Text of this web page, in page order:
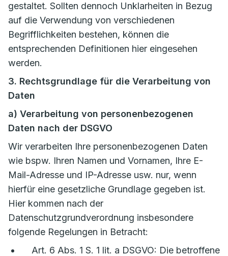
gestaltet. Sollten dennoch Unklarheiten in Bezug
auf die Verwendung von verschiedenen
Begrifflichkeiten bestehen, können die
entsprechenden Definitionen hier eingesehen
werden.
3. Rechtsgrundlage für die Verarbeitung von
Daten
a) Verarbeitung von personenbezogenen
Daten nach der DSGVO
Wir verarbeiten Ihre personenbezogenen Daten
wie bspw. Ihren Namen und Vornamen, Ihre E-
Mail-Adresse und IP-Adresse usw. nur, wenn
hierfür eine gesetzliche Grundlage gegeben ist.
Hier kommen nach der
Datenschutzgrundverordnung insbesondere
folgende Regelungen in Betracht:
Art. 6 Abs. 1 S. 1 lit. a DSGVO: Die betroffene